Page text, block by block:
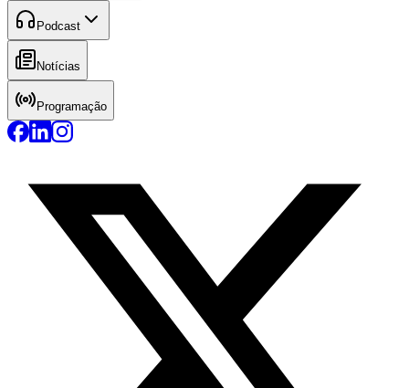
Podcast
Notícias
Programação